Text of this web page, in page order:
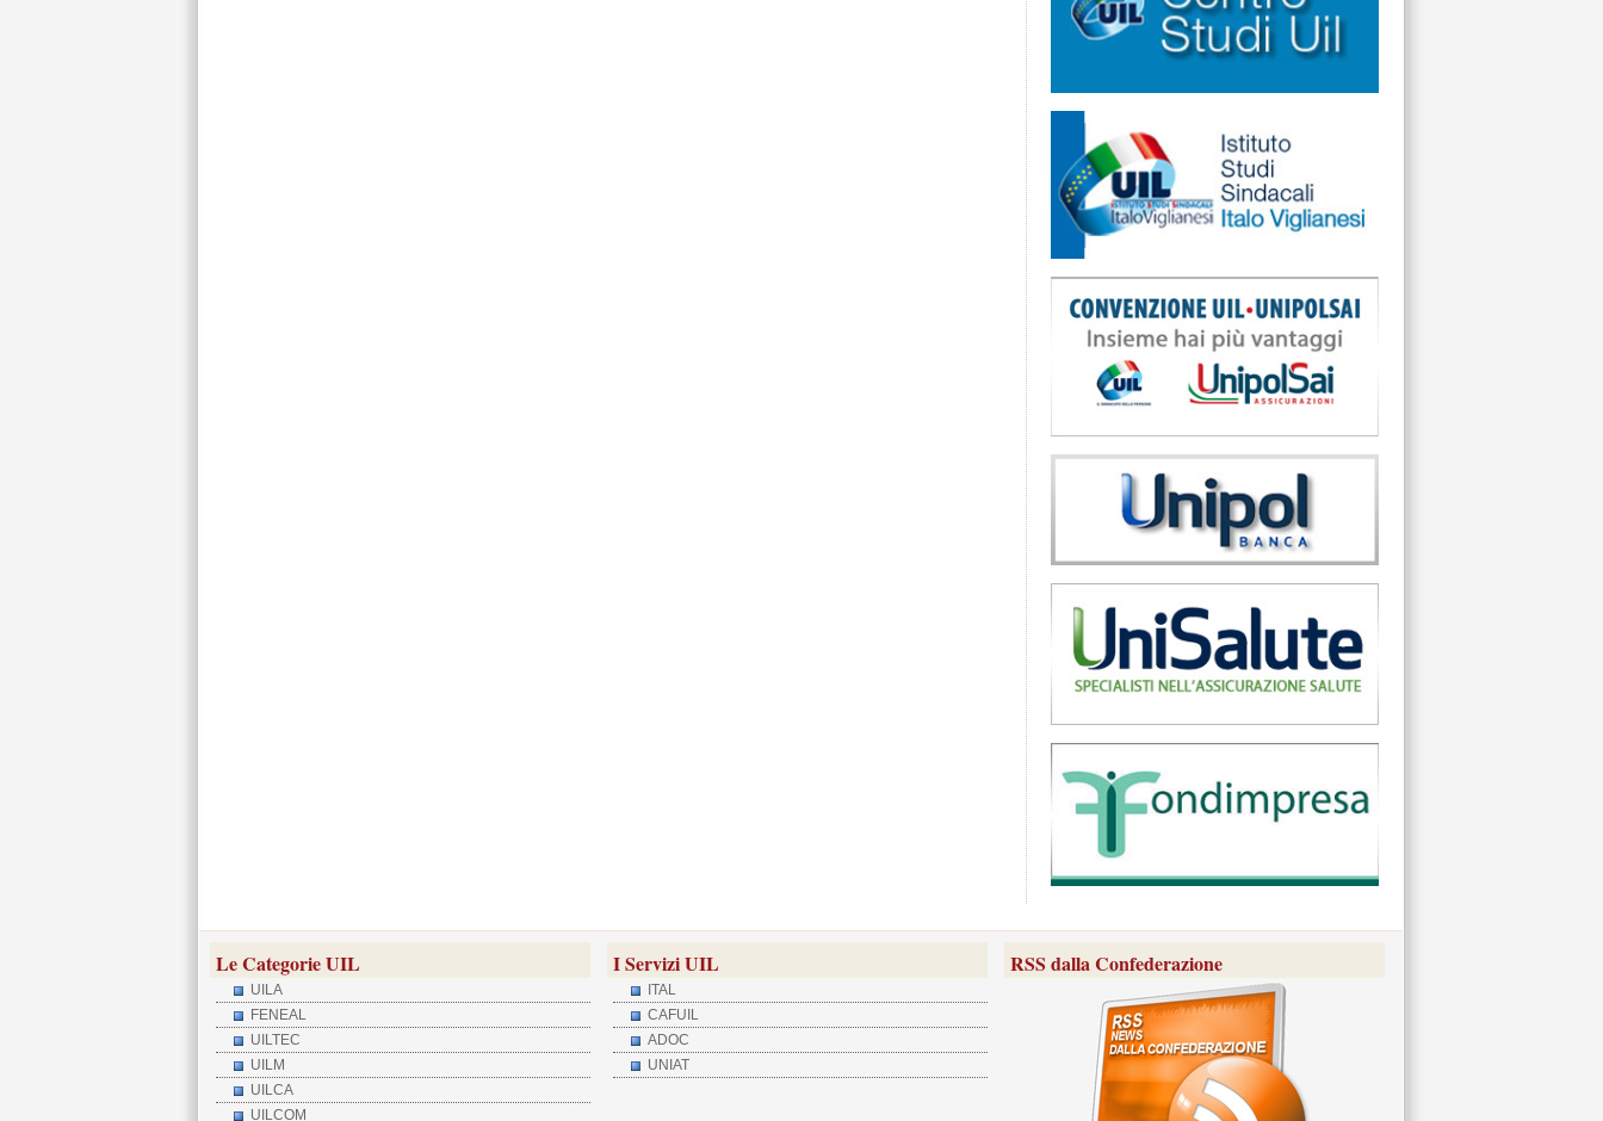
Le Categorie UIL
UILA
FENEAL
UILTEC
UILM
UILCA
UILCOM
I Servizi UIL
ITAL
CAFUIL
ADOC
UNIAT
RSS dalla Confederazione